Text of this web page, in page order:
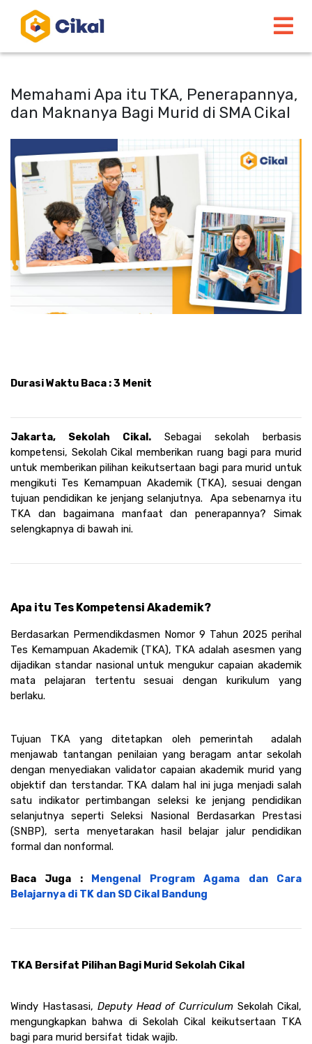
Memahami Apa itu TKA, Penerapannya,
dan Maknanya Bagi Murid di SMA Cikal
Durasi Waktu Baca : 3 Menit
Jakarta, Sekolah Cikal. Sebagai sekolah berbasis
kompetensi, Sekolah Cikal memberikan ruang bagi para murid
untuk memberikan pilihan keikutsertaan bagi para murid untuk
mengikuti Tes Kemampuan Akademik (TKA), sesuai dengan
tujuan pendidikan ke jenjang selanjutnya.  Apa sebenarnya itu
TKA dan bagaimana manfaat dan penerapannya? Simak
selengkapnya di bawah ini.
Apa itu Tes Kompetensi Akademik?
Berdasarkan Permendikdasmen Nomor 9 Tahun 2025 perihal
Tes Kemampuan Akademik (TKA), TKA adalah asesmen yang
dijadikan standar nasional untuk mengukur capaian akademik
mata pelajaran tertentu sesuai dengan kurikulum yang
berlaku.
Tujuan TKA yang ditetapkan oleh pemerintah  adalah
menjawab tantangan penilaian yang beragam antar sekolah
dengan menyediakan validator capaian akademik murid yang
objektif dan terstandar. TKA dalam hal ini juga menjadi salah
satu indikator pertimbangan seleksi ke jenjang pendidikan
selanjutnya seperti Seleksi Nasional Berdasarkan Prestasi
(SNBP), serta menyetarakan hasil belajar jalur pendidikan
formal dan nonformal.
Baca Juga : Mengenal Program Agama dan Cara
Belajarnya di TK dan SD Cikal Bandung
TKA Bersifat Pilihan Bagi Murid Sekolah Cikal
Windy Hastasasi, Deputy Head of Curriculum Sekolah Cikal,
mengungkapkan bahwa di Sekolah Cikal keikutsertaan TKA
bagi para murid bersifat tidak wajib.